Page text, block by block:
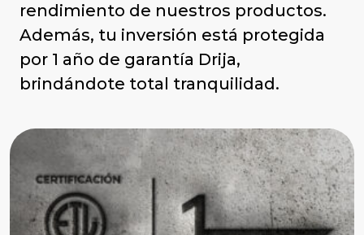
rendimiento de nuestros productos.
Además, tu inversión está protegida
por 1 año de garantía Drija,
brindándote total tranquilidad.